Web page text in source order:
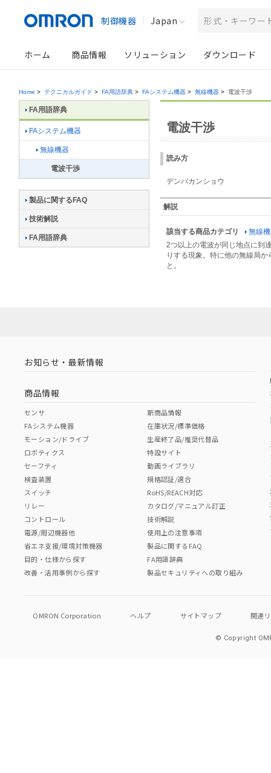
制御機器 Japan
ホーム 商品情報 ソリューション ダウンロード
Home > テクニカルガイド > FA用語辞典 > FAシステム機器 > 無線機器 > 電波干渉
電波干渉
読み方
デンパカンショウ
解説
該当する商品カテゴリ
無線
2つ以上の電波が同じ地点に到
りする現象。特に他の無線局
と。
FA用語辞典
FAシステム機器
無線機器
電波干渉
製品に関するFAQ
技術解説
FA用語辞典
お知らせ・最新情報
商品情報
センサ
FAシステム機器
モーション/ドライブ
ロボティクス
セーフティ
検査装置
スイッチ
リレー
コントロール
電源/周辺機器他
省エネ支援/環境対策機器
目的・仕様から探す
改善・活用事例から探す
新商品情報
在庫状況/標準価格
生産終了品/推奨代替品
特設サイト
動画ライブラリ
規格認証/適合
RoHS/REACH対応
カタログ/マニュアル訂正
技術解説
使用上の注意事項
製品に関するFAQ
FA用語辞典
製品セキュリティへの取り組み
OMRON Corporation ヘルプ サイトマップ 関連
© Copyright